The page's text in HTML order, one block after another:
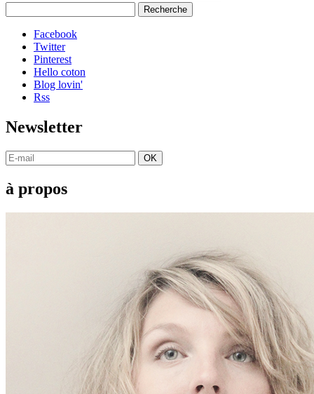
Facebook
Twitter
Pinterest
Hello coton
Blog lovin'
Rss
Newsletter
OK
à propos